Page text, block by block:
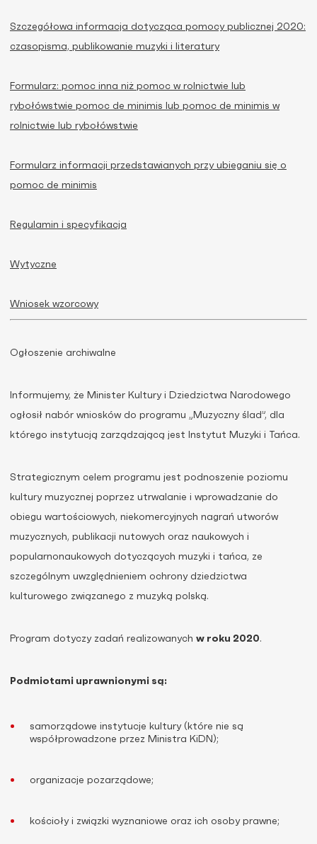
Szczegółowa informacja dotycząca pomocy publicznej 2020:
czasopisma, publikowanie muzyki i literatury
Formularz: pomoc inna niż pomoc w rolnictwie lub
rybołówstwie pomoc de minimis lub pomoc de minimis w
rolnictwie lub rybołówstwie
Formularz informacji przedstawianych przy ubieganiu się o
pomoc de minimis
Regulamin i specyfikacja
Wytyczne
Wniosek wzorcowy
Ogłoszenie archiwalne
Informujemy, że Minister Kultury i Dziedzictwa Narodowego
ogłosił nabór wniosków do programu „Muzyczny ślad”, dla
którego instytucją zarządzającą jest Instytut Muzyki i Tańca.
Strategicznym celem programu jest podnoszenie poziomu
kultury muzycznej poprzez utrwalanie i wprowadzanie do
obiegu wartościowych, niekomercyjnych nagrań utworów
muzycznych, publikacji nutowych oraz naukowych i
popularnonaukowych dotyczących muzyki i tańca, ze
szczególnym uwzględnieniem ochrony dziedzictwa
kulturowego związanego z muzyką polską.
Program dotyczy zadań realizowanych w roku 2020.
Podmiotami uprawnionymi są:
samorządowe instytucje kultury (które nie są
współprowadzone przez Ministra KiDN);
organizacje pozarządowe;
kościoły i związki wyznaniowe oraz ich osoby prawne;